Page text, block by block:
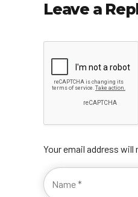
Leave a
Your email address will